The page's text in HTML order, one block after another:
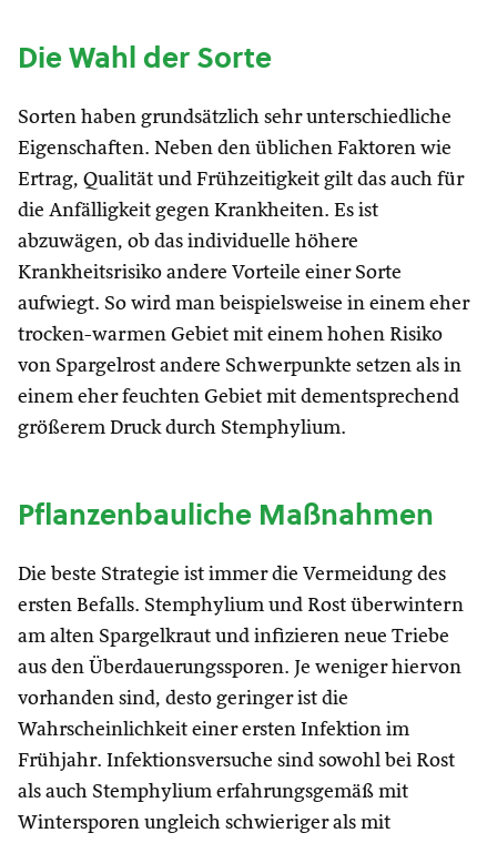
Die Wahl der Sorte
Sorten haben grundsätzlich sehr unterschiedliche
Eigenschaften. Neben den üblichen Faktoren wie
Ertrag, Qualität und Frühzeitigkeit gilt das auch für
die Anfälligkeit gegen Krankheiten. Es ist
abzuwägen, ob das individuelle höhere
Krankheitsrisiko andere Vorteile einer Sorte
aufwiegt. So wird man beispielsweise in einem eher
trocken-warmen Gebiet mit einem hohen Risiko
von Spargelrost andere Schwerpunkte setzen als in
einem eher feuchten Gebiet mit dementsprechend
größerem Druck durch Stemphylium.
Pflanzenbauliche Maßnahmen
Die beste Strategie ist immer die Vermeidung des
ersten Befalls. Stemphylium und Rost überwintern
am alten Spargelkraut und infizieren neue Triebe
aus den Überdauerungssporen. Je weniger hiervon
vorhanden sind, desto geringer ist die
Wahrscheinlichkeit einer ersten Infektion im
Frühjahr. Infektionsversuche sind sowohl bei Rost
als auch Stemphylium erfahrungsgemäß mit
Wintersporen ungleich schwieriger als mit